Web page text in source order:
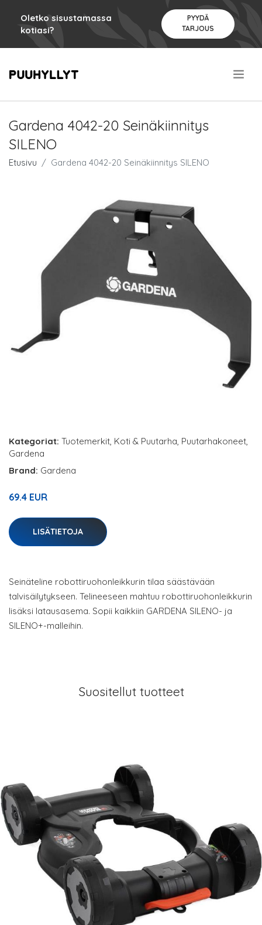
Oletko sisustamassa
kotiasi?
PYYDÄ
TARJOUS
Gardena 4042-20 Seinäkiinnitys
SILENO
Etusivu Gardena 4042-20 Seinäkiinnitys SILENO
Kategoriat: Tuotemerkit, Koti & Puutarha, Puutarhakoneet,
Gardena
Brand: Gardena
69.4 EUR
LISÄTIETOJA
Seinäteline robottiruohonleikkurin tilaa säästävään
talvisäilytykseen. Telineeseen mahtuu robottiruohonleikkurin
lisäksi latausasema. Sopii kaikkiin GARDENA SILENO- ja
SILENO+-malleihin.
Suositellut tuotteet